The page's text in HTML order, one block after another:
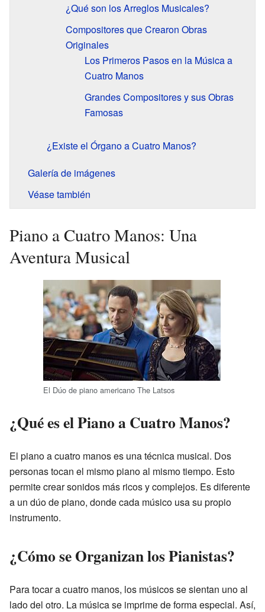
¿Qué son los Arreglos Musicales?
Compositores que Crearon Obras
Originales
Los Primeros Pasos en la Música a
Cuatro Manos
Grandes Compositores y sus Obras
Famosas
¿Existe el Órgano a Cuatro Manos?
Galería de imágenes
Véase también
Piano a Cuatro Manos: Una
Aventura Musical
El Dúo de piano americano The Latsos
¿Qué es el Piano a Cuatro Manos?
El piano a cuatro manos es una técnica musical. Dos
personas tocan el mismo piano al mismo tiempo. Esto
permite crear sonidos más ricos y complejos. Es diferente
a un dúo de piano, donde cada músico usa su propio
instrumento.
¿Cómo se Organizan los Pianistas?
Para tocar a cuatro manos, los músicos se sientan uno al
lado del otro. La música se imprime de forma especial. Así,